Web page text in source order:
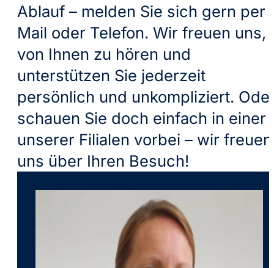
Ablauf – melden Sie sich gern per
Mail oder Telefon. Wir freuen uns,
von Ihnen zu hören und
unterstützen Sie jederzeit
persönlich und unkompliziert.
schauen Sie doch einfach in einer
unserer Filialen vorbei – wir freuen
uns über Ihren Besuch!